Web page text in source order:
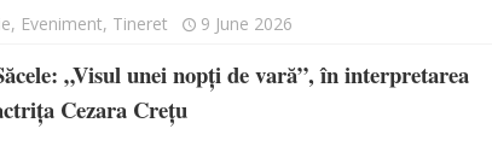
, Eveniment, Tineret 9 June 2026
„Visul unei nopți de vară”, în interpretarea
Cezara Crețu